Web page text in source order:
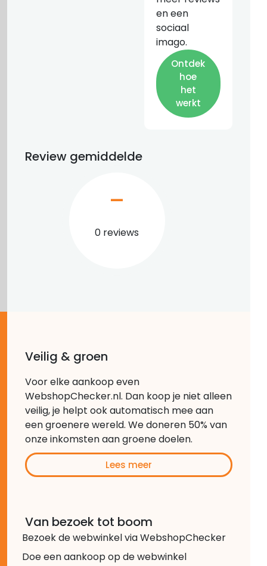
en een
sociaal
imago.
Ontdek
hoe
het
werkt
Review gemiddelde
0 reviews
–
Veilig & groen
Voor elke aankoop even
WebshopChecker.nl. Dan koop je niet alleen
veilig, je helpt ook automatisch mee aan
een groenere wereld. We doneren 50% van
onze inkomsten aan groene doelen.
Lees meer
Van bezoek tot boom
Bezoek de webwinkel via WebshopChecker
Doe een aankoop op de webwinkel